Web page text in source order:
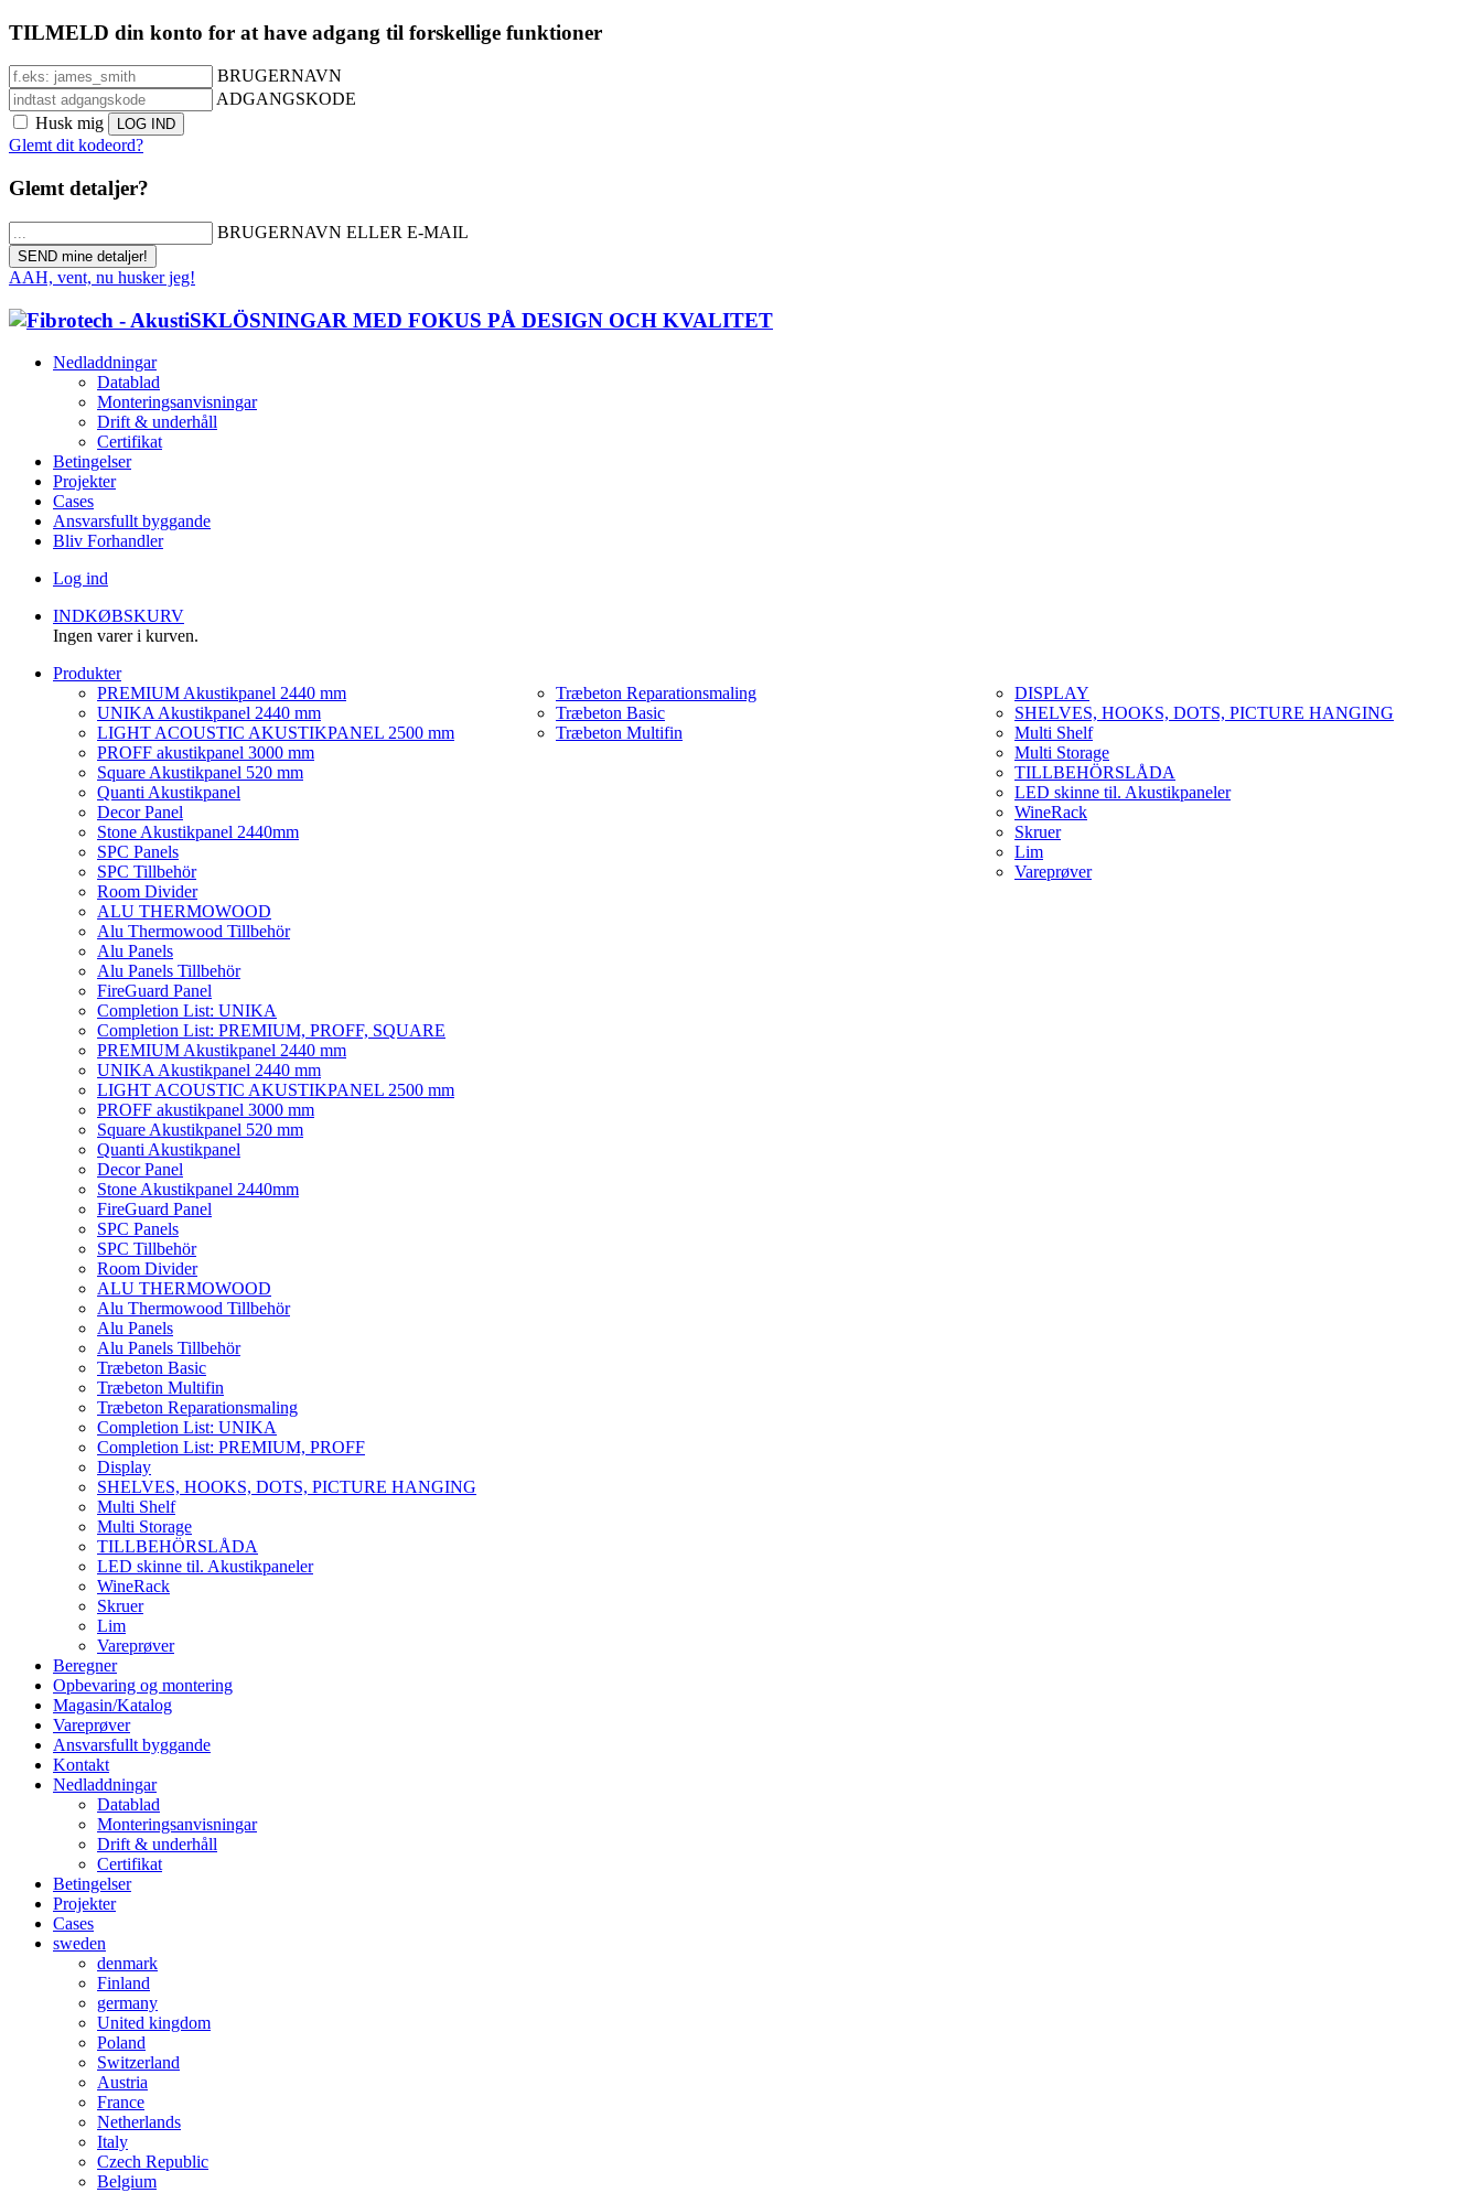
TILMELD din konto for at have adgang til forskellige funktioner
BRUGERNAVN
ADGANGSKODE
Husk mig
Glemt dit kodeord?
Glemt detaljer?
BRUGERNAVN ELLER E-MAIL
AAH, vent, nu husker jeg!
Nedladdningar
Datablad
Monteringsanvisningar
Drift & underhåll
Certifikat
Betingelser
Projekter
Cases
Ansvarsfullt byggande
Bliv Forhandler
Log ind
INDKØBSKURV
Ingen varer i kurven.
Produkter
PREMIUM Akustikpanel 2440 mm
UNIKA Akustikpanel 2440 mm
LIGHT ACOUSTIC AKUSTIKPANEL 2500 mm
PROFF akustikpanel 3000 mm
Square Akustikpanel 520 mm
Quanti Akustikpanel
Decor Panel
Stone Akustikpanel 2440mm
SPC Panels
SPC Tillbehör
Room Divider
ALU THERMOWOOD
Alu Thermowood Tillbehör
Alu Panels
Alu Panels Tillbehör
FireGuard Panel
Completion List: UNIKA
Completion List: PREMIUM, PROFF, SQUARE
Træbeton Reparationsmaling
Træbeton Basic
Træbeton Multifin
DISPLAY
SHELVES, HOOKS, DOTS, PICTURE HANGING
Multi Shelf
Multi Storage
TILLBEHÖRSLÅDA
LED skinne til. Akustikpaneler
WineRack
Skruer
Lim
Vareprøver
PREMIUM Akustikpanel 2440 mm
UNIKA Akustikpanel 2440 mm
LIGHT ACOUSTIC AKUSTIKPANEL 2500 mm
PROFF akustikpanel 3000 mm
Square Akustikpanel 520 mm
Quanti Akustikpanel
Decor Panel
Stone Akustikpanel 2440mm
FireGuard Panel
SPC Panels
SPC Tillbehör
Room Divider
ALU THERMOWOOD
Alu Thermowood Tillbehör
Alu Panels
Alu Panels Tillbehör
Træbeton Basic
Træbeton Multifin
Træbeton Reparationsmaling
Completion List: UNIKA
Completion List: PREMIUM, PROFF
Display
SHELVES, HOOKS, DOTS, PICTURE HANGING
Multi Shelf
Multi Storage
TILLBEHÖRSLÅDA
LED skinne til. Akustikpaneler
WineRack
Skruer
Lim
Vareprøver
Beregner
Opbevaring og montering
Magasin/Katalog
Vareprøver
Ansvarsfullt byggande
Kontakt
Nedladdningar
Datablad
Monteringsanvisningar
Drift & underhåll
Certifikat
Betingelser
Projekter
Cases
sweden
denmark
Finland
germany
United kingdom
Poland
Switzerland
Austria
France
Netherlands
Italy
Czech Republic
Belgium